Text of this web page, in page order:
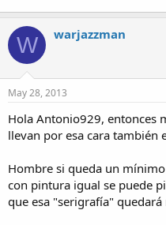
W warjazzman
May 28, 2013
Hola Antonio929, entonces
llevan por esa cara también
Hombre si queda un
con pintura igual se puede
que esa "serigrafía" quedará